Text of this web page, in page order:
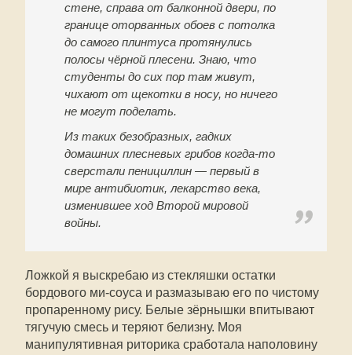
стене, справа от балконной двери, по
границе оторванных обоев с потолка
до самого плинтуса протянулись
полосы чёрной плесени. Знаю, что
студенты до сих пор там живут,
чихают от щекотки в носу, но ничего
не могут поделать.
Из таких безобразных, гадких
домашних плесневых грибов когда-то
сверстали пенициллин — первый в
мире антибиотик, лекарство века,
изменившее ход Второй мировой
войны.
Ложкой я выскребаю из стекляшки остатки
бордового ми-соуса и размазываю его по чистому
пропаренному рису. Белые зёрнышки впитывают
тягучую смесь и теряют белизну. Моя
манипулятивная риторика сработала наполовину